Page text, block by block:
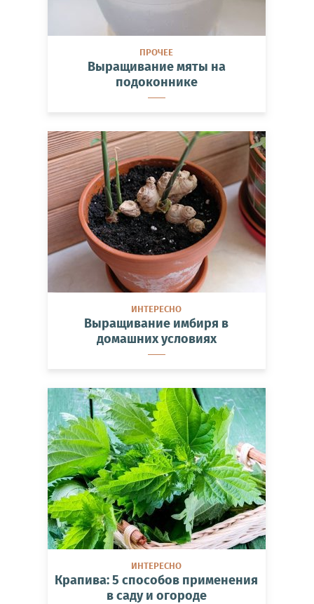
ПРОЧЕЕ
Выращивание мяты на
подоконнике
ИНТЕРЕСНО
Выращивание имбиря в
домашних условиях
ИНТЕРЕСНО
Крапива: 5 способов применения
в саду и огороде